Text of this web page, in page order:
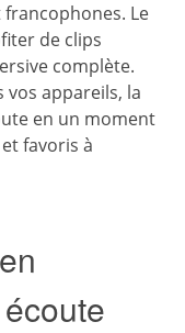
Le
de clips
complète.
vos appareils, la
en un moment
favoris à